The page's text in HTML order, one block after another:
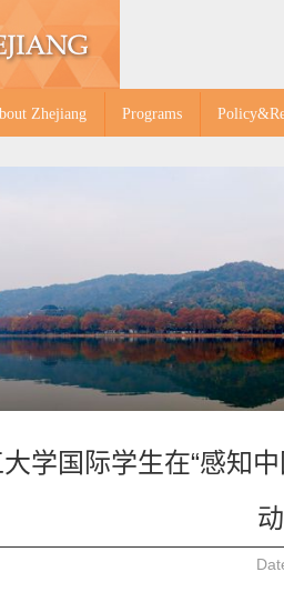
Zhejiang Programs
学国际学生在“感知